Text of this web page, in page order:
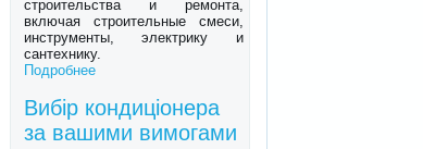
строительства и ремонта,
включая строительные смеси,
инструменты, электрику и
сантехнику.
Подробнее
Вибір кондиціонера
за вашими вимогами